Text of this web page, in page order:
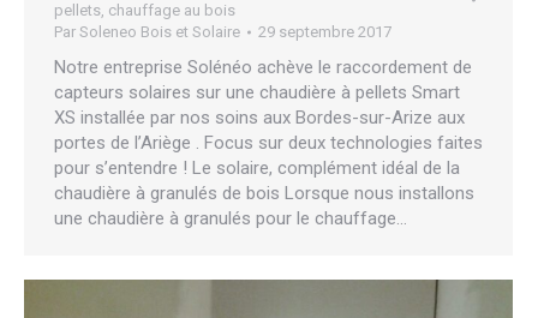
pellets, chauffage au bois
Par Soleneo Bois et Solaire 29 septembre 2017
Notre entreprise Solénéo achève le raccordement de
capteurs solaires sur une chaudière à pellets Smart
XS installée par nos soins aux Bordes-sur-Arize aux
portes de l’Ariège . Focus sur deux technologies faites
pour s’entendre ! Le solaire, complément idéal de la
chaudière à granulés de bois Lorsque nous installons
une chaudière à granulés pour le chauffage…